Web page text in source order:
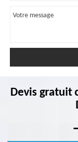
Devis gratuit